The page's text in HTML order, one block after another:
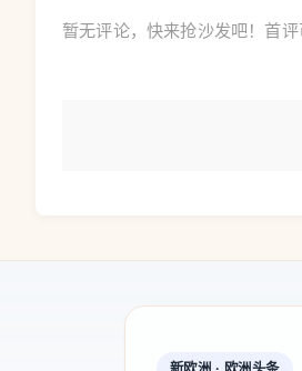
点，这几个步骤最好一个
到场，司法执达员仍然可
yuan-yan-fang-ma-fa-guo-zu-
暂无评论，快来抢沙发吧！首评